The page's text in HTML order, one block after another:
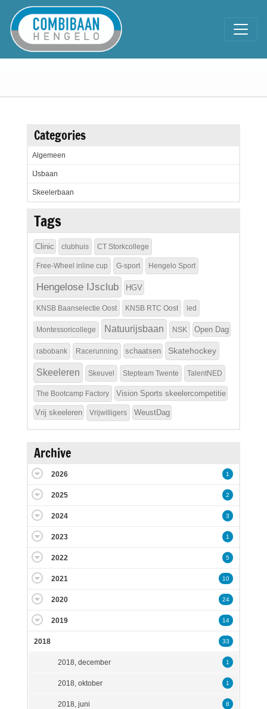
Categories
Algemeen
IJsbaan
Skeelerbaan
Tags
Clinic clubhuis CT Storkcollege
Free-Wheel inline cup G-sport Hengelo Sport
Hengelose IJsclub HGV
KNSB Baanselectie Oost KNSB RTC Oost led
Montessoricollege Natuurijsbaan NSK Open Dag
rabobank Racerunning schaatsen Skatehockey
Skeeleren Skeuvel Stepteam Twente TalentNED
The Bootcamp Factory Vision Sports skeelercompetitie
Vrij skeeleren Vrijwilligers WeustDag
Archive
2026 1
2025 2
2024 3
2023 1
2022 5
2021 10
2020 24
2019 14
2018 33
2018, december 1
2018, oktober 1
2018, juni 8